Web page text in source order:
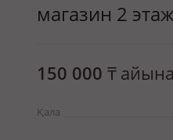
магазин 2 этаж
150 000 ₸ айына
Қала